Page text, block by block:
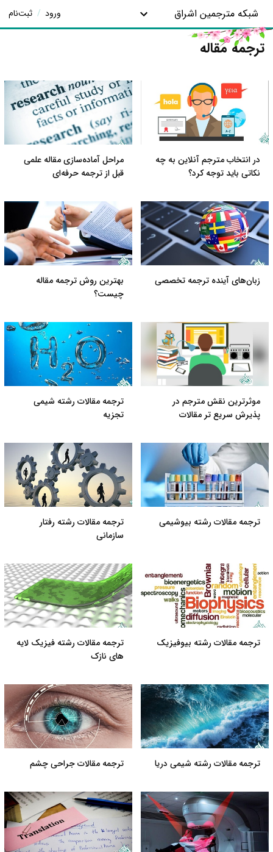
شبکه مترجمین اشراق ورود / ثبت‌نام
ترجمه مقاله
در انتخاب مترجم آنلاین به چه
نکاتی باید توجه کرد؟
مراحل آماده‌سازی مقاله علمی
قبل از ترجمه حرفه‌ای
زبان‌های آینده ترجمه تخصصی
بهترین روش ترجمه مقاله
چیست؟
موثرترین نقش مترجم در
پذیرش سریع تر مقالات
ترجمه مقالات رشته شیمی
تجزیه
ترجمه مقالات رشته بیوشیمی
ترجمه مقالات رشته رفتار
سازمانی
ترجمه مقالات رشته بیوفیزیک
ترجمه مقالات رشته فیزیک لایه
های نازک
ترجمه مقالات رشته شیمی دریا ترجمه مقالات جراحی چشم